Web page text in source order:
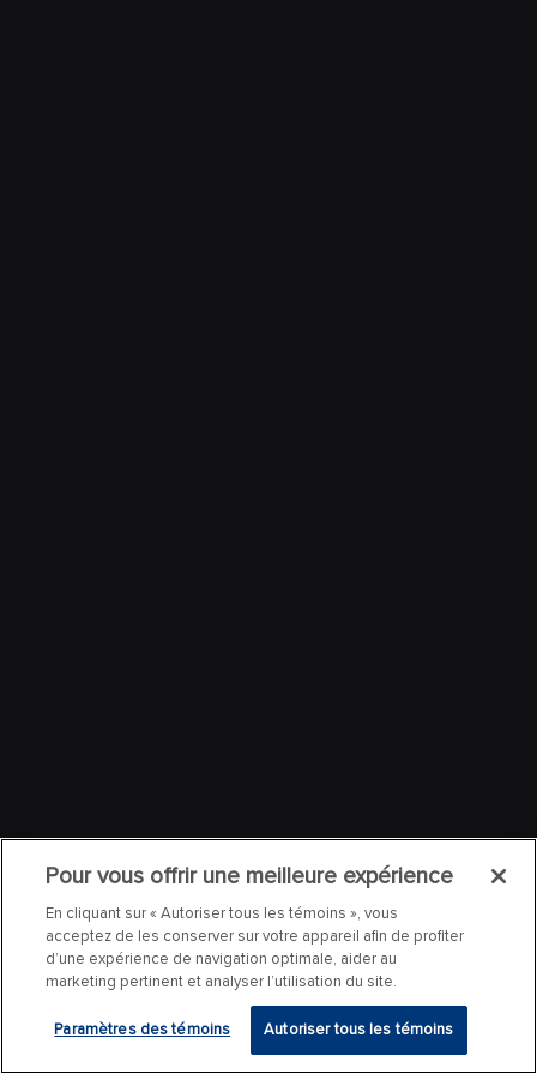
Pour vous offrir une meilleure expérience
En cliquant sur « Autoriser tous les témoins », vous
acceptez de les conserver sur votre appareil afin de profiter
d’une expérience de navigation optimale, aider au
marketing pertinent et analyser l’utilisation du site.
Paramètres des témoins Autoriser tous les témoins